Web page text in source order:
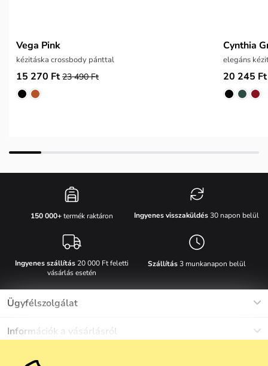
Vega Pink
kézitáska crossbody pánttal
15 270 Ft 23 490 Ft
Cynthia
elegáns
20 245 Ft
150 000+termék raktáron Ingyenes visszaküldés30 napon belül
Ingyenes szállítás20 000 Ft feletti
vásárlás esetén
Szállítás3 munkanapon belül
Ügyfélszolgálat
Információk a vásárlásról
Egyéb információk